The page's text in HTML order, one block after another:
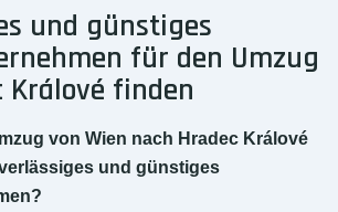
und günstiges
für den Umzug
Králové finden
von Wien nach Hradec Králové
und günstiges